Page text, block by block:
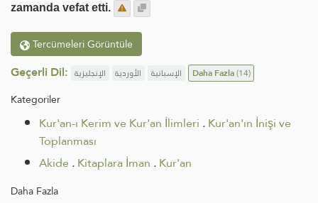
zamanda vefat etti.
Tercümeleri Görüntüle
Geçerli Dil: الإنجليزية الأوردية الإسبانية Daha Fazla(14)
Kategoriler
Kur'an-ı Kerim ve Kur'an İlimleri .Kur'an'ın İnişi ve
Toplanması
Akide .Kitaplara İman .Kur'an
Daha Fazla